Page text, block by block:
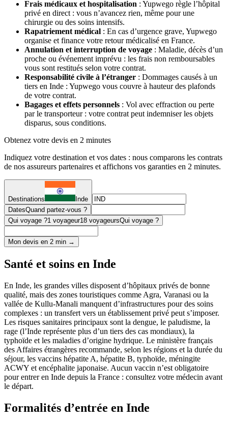
Frais médicaux et hospitalisation : Yupwego règle l’hôpital
privé en direct : vous n’avancez rien, même pour une
chirurgie ou des soins intensifs.
Rapatriement médical : En cas d’urgence grave, Yupwego
organise et finance votre retour médicalisé en France.
Annulation et interruption de voyage : Maladie, décès d’un
proche ou événement imprévu : les frais non remboursables
vous sont restitués selon votre contrat.
Responsabilité civile à l’étranger : Dommages causés à un
tiers en Inde : Yupwego vous couvre à hauteur des plafonds
de votre contrat.
Bagages et effets personnels : Vol avec effraction ou perte
par le transporteur : votre contrat peut indemniser les objets
disparus, sous conditions.
Obtenez votre devis en 2 minutes
Indiquez votre destination et vos dates : nous comparons les contrats
de nos assureurs partenaires et affichons vos garanties en 2 minutes.
Destinations
Inde
DatesQuand partez-vous ?
Qui voyage ?1 voyageur18 voyageursQui voyage ?
Mon devis en 2 min →
Santé et soins en Inde
En Inde, les grandes villes disposent d’hôpitaux privés de bonne
qualité, mais des zones touristiques comme Agra, Varanasi ou la
vallée de Kullu-Manali manquent d’infrastructures pour des soins
complexes : un transfert vers un établissement privé peut s’imposer.
Les risques sanitaires principaux sont la dengue, le paludisme, la
rage (l’Inde représente plus d’un tiers des cas mondiaux), la
typhoïde et les maladies d’origine hydrique. Le ministère français
des Affaires étrangères recommande, selon les régions et la durée du
séjour, les vaccins hépatite A, hépatite B, typhoïde, méningite
ACWY et encéphalite japonaise. Aucun vaccin n’est obligatoire
pour entrer en Inde depuis la France : consultez votre médecin avant
le départ.
Formalités d’entrée en Inde